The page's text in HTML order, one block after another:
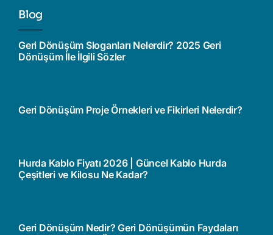
Blog
Geri Dönüşüm Sloganları Nelerdir? 2025 Geri
Dönüşüm İle İlgili Sözler
Geri Dönüşüm Proje Örnekleri ve Fikirleri Nelerdir?
Hurda Kablo Fiyatı 2026 | Güncel Kablo Hurda
Çeşitleri ve Kilosu Ne Kadar?
Geri Dönüşüm Nedir? Geri Dönüşümün Faydaları